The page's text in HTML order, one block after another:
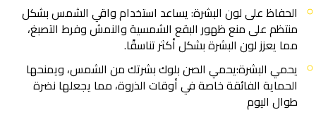
الحفاظ على لون البشرة: يساعد استخدام واقي الشمس بشكل
منتظم على منع ظهور البقع الشمسية والنمش وفرط التصبغ،
مما يعزز لون البشرة بشكل أكثر تناسقًا.
يحمي البشرة:يحمي الصن بلوك بشرتك من الشمس، ويمنحها
الحماية الفائقة خاصة في أوقات الذروة، مما يجعلها نضرة
طوال اليوم